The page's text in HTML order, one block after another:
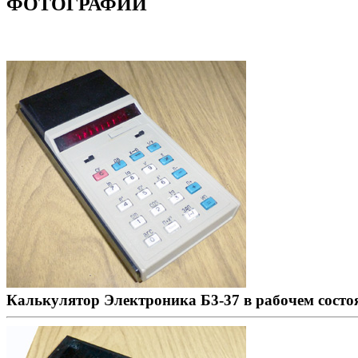
ФОТОГРАФИИ
Калькулятор Электроника Б3-37 в рабочем